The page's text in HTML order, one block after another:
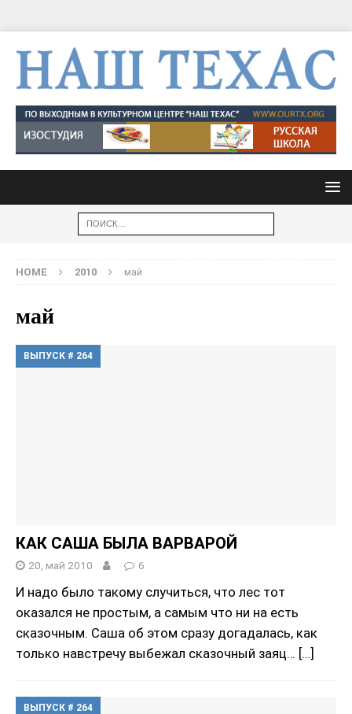
HOME 2010 май
май
ВЫПУСК # 264
КАК САША БЫЛА ВАРВАРОЙ
20, май 2010 6
И надо было такому случиться, что лес тот
оказался не простым, а самым что ни на есть
сказочным. Саша об этом сразу догадалась, как
только навстречу выбежал сказочный заяц… […]
ВЫПУСК # 264